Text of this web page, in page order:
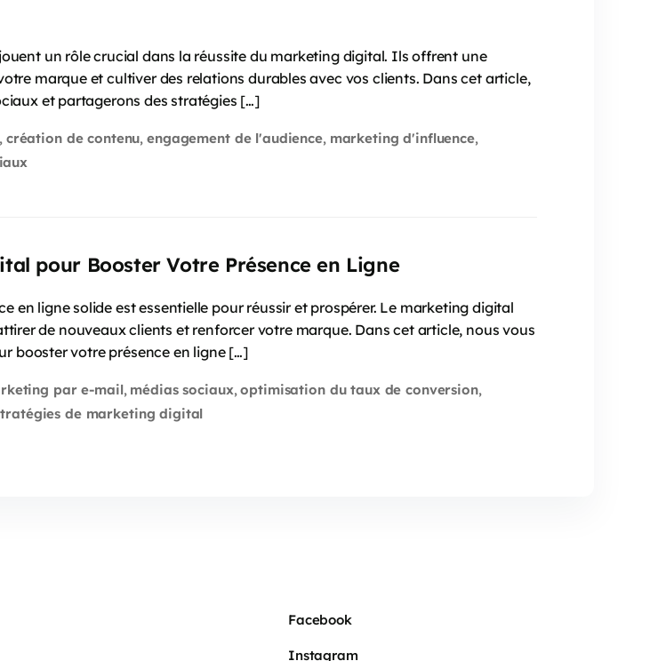
un rôle crucial dans la réussite du marketing digital. Ils offrent une
marque et cultiver des relations durables avec vos clients. Dans cet article,
et partagerons des stratégies […]
, création de contenu,engagement de l'audience, marketing d'influence,
pour Booster Votre Présence en Ligne
en ligne solide est essentielle pour réussir et prospérer. Le marketing digital
de nouveaux clients et renforcer votre marque. Dans cet article, nous vous
booster votre présence en ligne […]
par e-mail, médias sociaux,optimisation du taux de conversion,
tratégies de marketing digital
Facebook
Instagram